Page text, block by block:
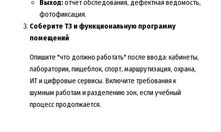
Выход:отчёт обследования, дефектная ведомость,
фотофиксация.
Соберите ТЗ и функциональную программу
помещений
Опишите "что должно работать" после ввода: кабинеты,
лаборатории, пищеблок, спорт, маршрутизация, охрана,
ИТ и цифровые сервисы. Включите требования к
шумным работам и разделению зон, если учебный
процесс продолжается.